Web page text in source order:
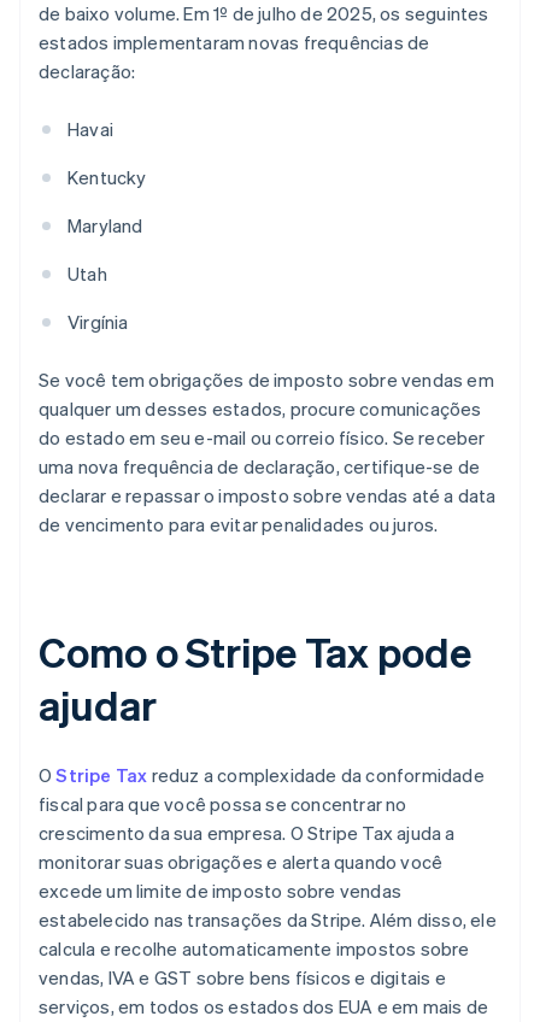
de baixo volume. Em 1º de julho de 2025, os seguintes
estados implementaram novas frequências de
declaração:
Havai
Kentucky
Maryland
Utah
Virgínia
Se você tem obrigações de imposto sobre vendas em
qualquer um desses estados, procure comunicações
do estado em seu e-mail ou correio físico. Se receber
uma nova frequência de declaração, certifique-se de
declarar e repassar o imposto sobre vendas até a data
de vencimento para evitar penalidades ou juros.
Como o Stripe Tax pode
ajudar
OStripe Tax reduz a complexidade da conformidade
fiscal para que você possa se concentrar no
crescimento da sua empresa. O Stripe Tax ajuda a
monitorar suas obrigações e alerta quando você
excede um limite de imposto sobre vendas
estabelecido nas transações da Stripe. Além disso, ele
calcula e recolhe automaticamente impostos sobre
vendas, IVA e GST sobre bens físicos e digitais e
serviços, em todos os estados dos EUA e em mais de